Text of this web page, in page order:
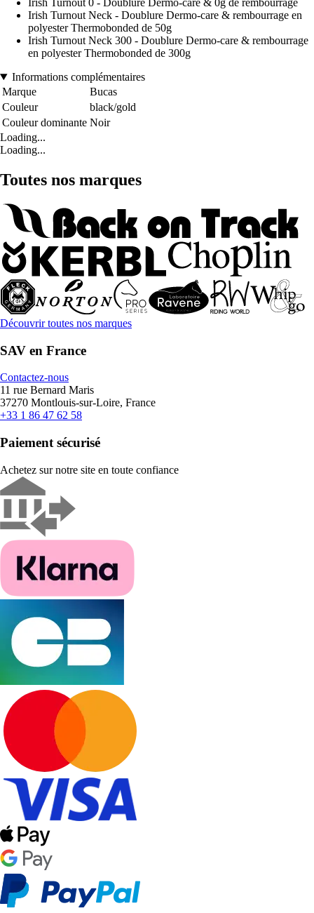
Irish Turnout 0 - Doublure Dermo-care & 0g de rembourrage
Irish Turnout Neck - Doublure Dermo-care & rembourrage en
polyester Thermobonded de 50g
Irish Turnout Neck 300 - Doublure Dermo-care & rembourrage
en polyester Thermobonded de 300g
Informations complémentaires
Marque
Bucas
Couleur
black/gold
Couleur dominante Noir
Loading...
Loading...
Toutes nos marques
Découvrir toutes nos marques
SAV en France
Contactez-nous
11 rue Bernard Maris
37270 Montlouis-sur-Loire, France
+33 1 86 47 62 58
Paiement sécurisé
Achetez sur notre site en toute confiance